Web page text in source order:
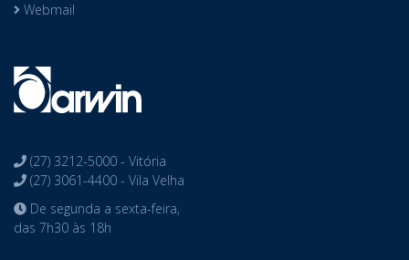
Webmail
(27) 3212-5000 - Vitória
(27) 3061-4400 - Vila Velha
De segunda a sexta-feira,
das 7h30 às 18h